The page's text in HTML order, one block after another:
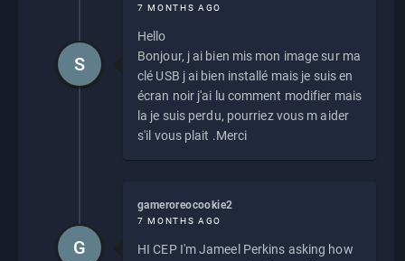
7 MONTHS AGO
Hello
Bonjour, j ai bien mis mon image sur ma
clé USB j ai bien installé mais je suis en
écran noir j'ai lu comment modifier mais
la je suis perdu, pourriez vous m aider
s'il vous plait .Merci
S
gameroreocookie2
7 MONTHS AGO
HI CEP I'm Jameel Perkins asking how
G